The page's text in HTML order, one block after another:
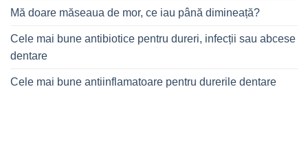
Mă doare măseaua de mor, ce iau până dimineață?
Cele mai bune antibiotice pentru dureri, infecții sau abcese
dentare
Cele mai bune antiinflamatoare pentru durerile dentare